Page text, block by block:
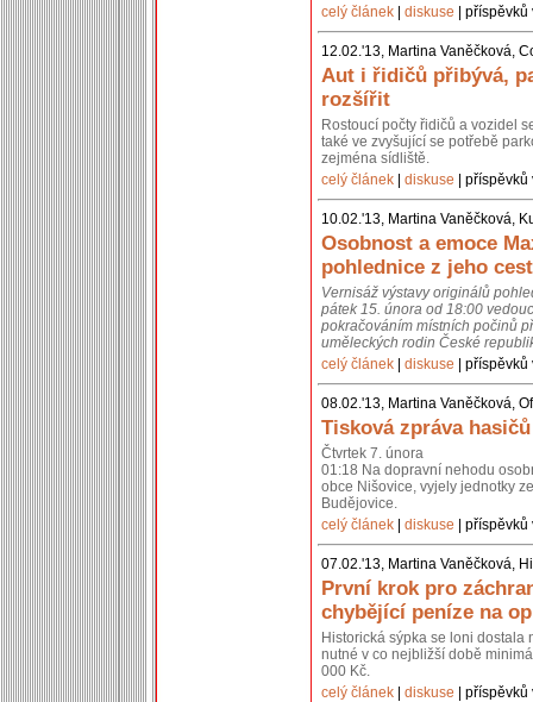
celý článek
diskuse |
12.02.'13, Martina Vaněčková,
Aut i řidičů přibývá,
rozšířit
Rostoucí počty řidičů a vozidel
také ve zvyšující se potřebě
zejména sídliště.
celý článek
diskuse |
10.02.'13, Martina Vaněčková,
Osobnost a emoce
pohlednice z jeho cest
Vernisáž výstavy originálů
pátek 15. února od 18:00
pokračováním místních počinů
uměleckých rodin České
celý článek
diskuse |
08.02.'13, Martina Vaněčková,
Tisková zpráva
Čtvrtek 7. února
01:18 Na dopravní nehodu
obce Nišovice, vyjely jednotky
Budějovice.
celý článek
diskuse |
07.02.'13, Martina Vaněčková,
První krok pro
chybějící peníze na
Historická sýpka se loni
nutné v co nejbližší době
000 Kč.
celý článek
diskuse |